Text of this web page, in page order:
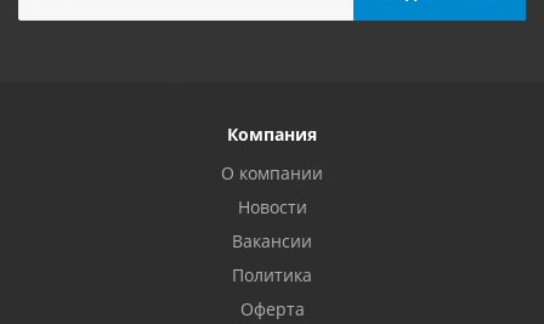
Компания
О компании
Новости
Вакансии
Политика
Оферта